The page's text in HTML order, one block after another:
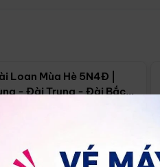
Loan Mùa Hè 5N4Đ |
- Đài Trung - Đài Bắc
18/09